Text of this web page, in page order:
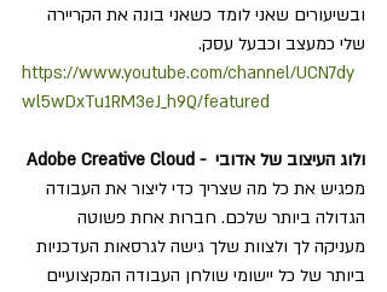
ובשיעורים שאני לומד כשאני בונה את הקריירה
שלי כמעצב וכבעל עסק.
https://www.youtube.com/channel/UCN7dy
wl5wDxTu1RM3eJ_h9Q/featured
ולוג העיצוב של אדובי  - Adobe Creative Cloud
מפגיש את כל מה שצריך כדי ליצור את העבודה
הגדולה ביותר שלכם. חברות אחת פשוטה
מעניקה לך ולצוות שלך גישה לגרסאות העדכניות
ביותר של כל יישומי שולחן העבודה המקצועיים